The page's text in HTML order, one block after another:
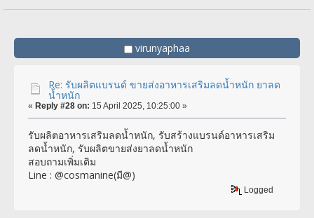
virunyaphaa
Re: รับผลิตแบรนด์ ขายส่งอาหารเสริมลดน้ำหนัก ยาลด
น้ำหนัก
« Reply #28 on: 15 April 2025, 10:25:00 »
รับผลิตอาหารเสริมลดน้ำหนัก, รับสร้างแบรนด์อาหารเสริม
ลดน้ำหนัก, รับผลิตขายส่งยาลดน้ำหนัก
สอบถามเพิ่มเติม
Line : @cosmanine(มี@)
Logged